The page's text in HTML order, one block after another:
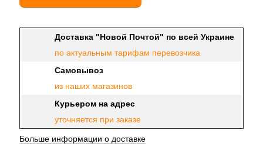
Доставка "Новой Почтой" по всей Украине
по актуальным тарифам перевозчика
Самовывоз
из наших магазинов
Курьером на адрес
уточняется при заказе
Больше информации о доставке